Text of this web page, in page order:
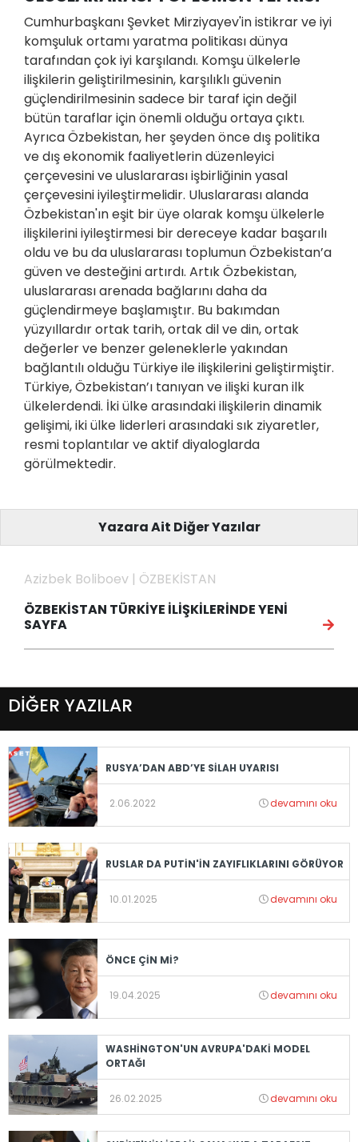
Cumhurbaşkanı Şevket Mirziyayev'in istikrar ve iyi
komşuluk ortamı yaratma politikası dünya
tarafından çok iyi karşılandı. Komşu ülkelerle
ilişkilerin geliştirilmesinin, karşılıklı güvenin
güçlendirilmesinin sadece bir taraf için değil
bütün taraflar için önemli olduğu ortaya çıktı.
Ayrıca Özbekistan, her şeyden önce dış politika
ve dış ekonomik faaliyetlerin düzenleyici
çerçevesini ve uluslararası işbirliğinin yasal
çerçevesini iyileştirmelidir. Uluslararası alanda
Özbekistan'ın eşit bir üye olarak komşu ülkelerle
ilişkilerini iyileştirmesi bir dereceye kadar başarılı
oldu ve bu da uluslararası toplumun Özbekistan’a
güven ve desteğini artırdı. Artık Özbekistan,
uluslararası arenada bağlarını daha da
güçlendirmeye başlamıştır. Bu bakımdan
yüzyıllardır ortak tarih, ortak dil ve din, ortak
değerler ve benzer geleneklerle yakından
bağlantılı olduğu Türkiye ile ilişkilerini geliştirmiştir.
Türkiye, Özbekistan’ı tanıyan ve ilişki kuran ilk
ülkelerdendi. İki ülke arasındaki ilişkilerin dinamik
gelişimi, iki ülke liderleri arasındaki sık ziyaretler,
resmi toplantılar ve aktif diyaloglarda
görülmektedir.
Yazara Ait Diğer Yazılar
Azizbek Boliboev | ÖZBEKİSTAN
ÖZBEKİSTAN TÜRKİYE İLİŞKİLERİNDE YENİ
SAYFA
DİĞER YAZILAR
RUSYA’DAN ABD’YE SİLAH UYARISI
2.06.2022 devamını oku
RUSLAR DA PUTİN'İN ZAYIFLIKLARINI GÖRÜYOR
10.01.2025 devamını oku
ÖNCE ÇİN Mİ?
19.04.2025 devamını oku
WASHİNGTON'UN AVRUPA'DAKİ MODEL
ORTAĞI
26.02.2025 devamını oku